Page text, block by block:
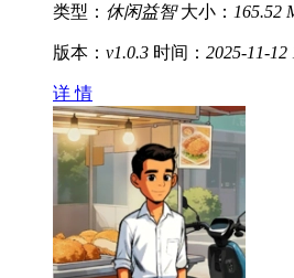
类型： 休闲益智 大小： 165.52
版本： v1.0.3 时间： 2025-11-12
详 情